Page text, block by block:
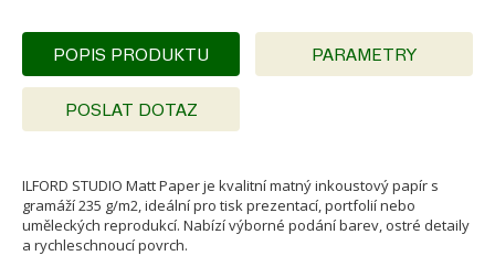
POPIS PRODUKTU PARAMETRY
POSLAT DOTAZ
ILFORD STUDIO Matt Paper je kvalitní matný inkoustový papír s
gramáží 235 g/m2, ideální pro tisk prezentací, portfolií nebo
uměleckých reprodukcí. Nabízí výborné podání barev, ostré detaily
a rychleschnoucí povrch.